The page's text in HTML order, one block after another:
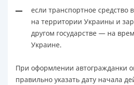
если транспортное средство
на территории Украины и
другом государстве — на
Украине.
При оформлении автогражданки
правильно указать дату начала